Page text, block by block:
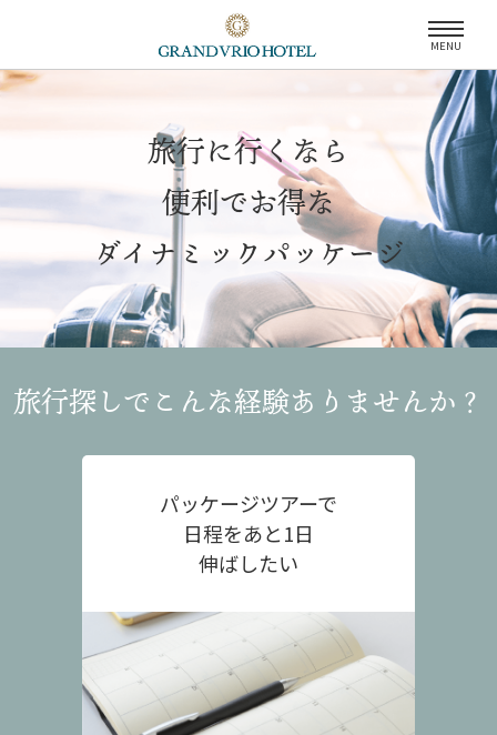
MENU
旅行に行くなら
便利でお得な
ダイナミックパッケージ
旅行探しでこんな経験ありませんか？
パッケージツアーで
日程をあと1日
伸ばしたい